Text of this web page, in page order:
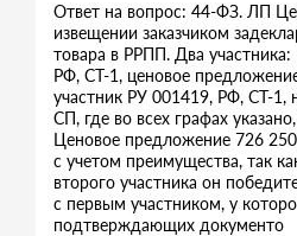
Ответ на вопрос: 44-ФЗ. ЛП
извещении заказчиком
товара в РРПП. Два
РФ, СТ-1, ценовое
участник РУ 001419, РФ, СТ-1,
СП, где во всех графах
Ценовое предложение 726
с учетом преимущества, так
второго участника он
с первым участником, у
подтверждающих документо